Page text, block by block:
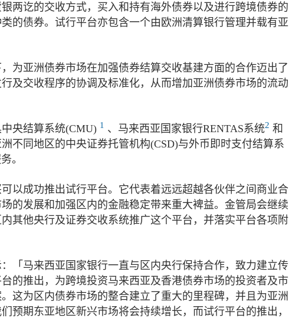
两讫的交收方式，买入和持有海外债券以及进行跨境债券的
的债券。试行平台亦包含一个由欧洲清算银行管理并载有亚
为亚洲债券市场在加强债券结算交收基建方面的合作迈出了
及交收程序的协调及标准化，从而增加亚洲债券市场的流动
央结算系统(CMU) 1 、马来西亚国家银行RENTAS系统2 和
不同地区的中央证券托管机构(CSD)与外币即时支付结算系
。
以成功推出试行平台。它代表着远远超越各伙伴之间商业合
的发展和加强区内的金融稳定带来重大裨益。金管局会继续
其他央行及证券交收系统推广这个平台，并落实平台各项附
「马来西亚国家银行一直与区内央行保持合作，致力建立传
的推出，为跨境投资马来西亚及香港债券市场的投资者及市
这为区内债券市场的整合建立了重大的里程碑，并且为亚洲
预期东亚地区新兴市场将会持续增长，而试行平台的推出，